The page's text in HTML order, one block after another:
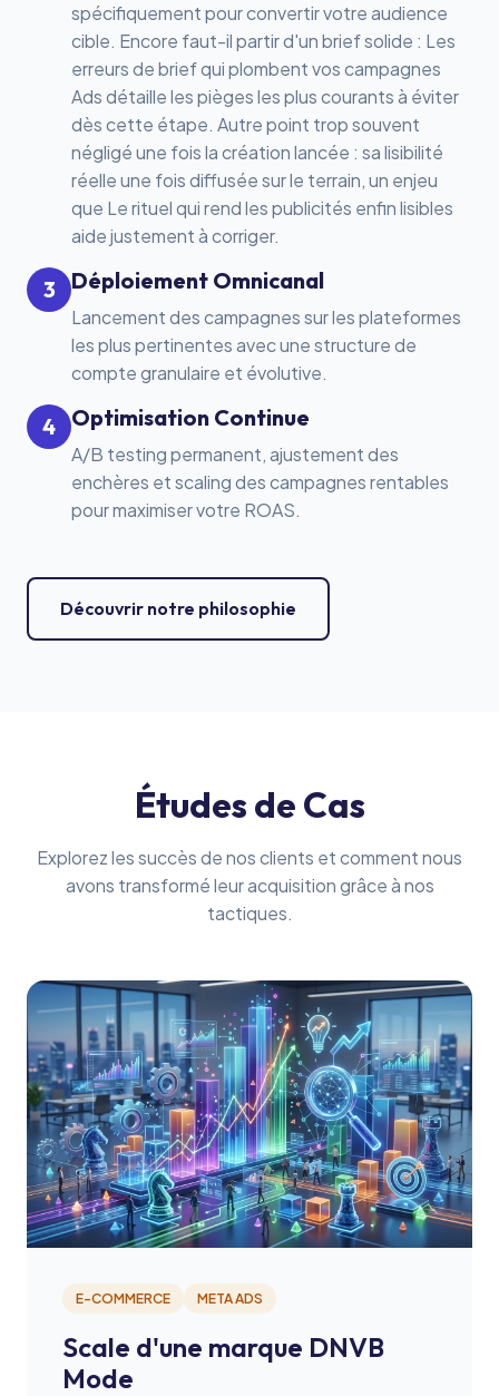
spécifiquement pour convertir votre audience
cible. Encore faut-il partir d'un brief solide : Les
erreurs de brief qui plombent vos campagnes
Adsdétaille les pièges les plus courants à éviter
dès cette étape. Autre point trop souvent
négligé une fois la création lancée : sa lisibilité
réelle une fois diffusée sur le terrain, un enjeu
que Le rituel qui rend les publicités enfin lisibles
aide justement à corriger.
3 Déploiement Omnicanal
Lancement des campagnes sur les plateformes
les plus pertinentes avec une structure de
compte granulaire et évolutive.
4 Optimisation Continue
A/B testing permanent, ajustement des
enchères et scaling des campagnes rentables
pour maximiser votre ROAS.
Découvrir notre philosophie
Études de Cas
Explorez les succès de nos clients et comment nous
avons transformé leur acquisition grâce à nos
tactiques.
E-COMMERCE META ADS
Scale d'une marque DNVB
Mode